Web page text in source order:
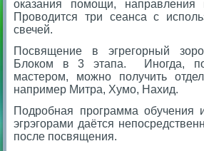
оказания помощи,
Проводится три сеанса с
свечей.
Посвящение в эгрегорный
Блоком в 3 этапа. Иногда,
мастером, можно получить
например Митра, Хумо, Нахид.
Подробная программа обучения
эгрэгорами даётся
после посвящения.